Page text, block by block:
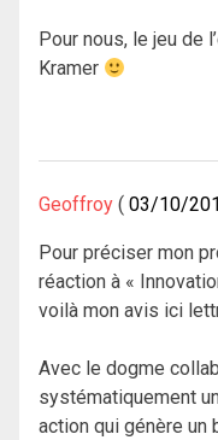
Pour nous, le jeu de
Kramer
Geoffroy 03/10/
Pour préciser mon
réaction à «
voilà mon avis ici
Avec le dogme
systématiquement
action qui génère un